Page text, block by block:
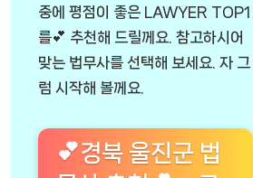
중에 평점이 좋은 LAWYER TOP1
를💕 추천해 드릴께요. 참고하시어
맞는 법무사를 선택해 보세요. 자 그
럼 시작해 볼께요.
💕경북 울진군 법